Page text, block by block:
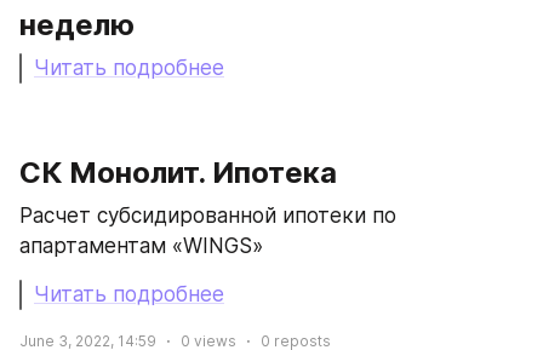
неделю
Читать подробнее
СК Монолит. Ипотека
Расчет субсидированной ипотеки по
апартаментам «WINGS»
Читать подробнее
June 3, 2022, 14:59 0 views 0 reposts